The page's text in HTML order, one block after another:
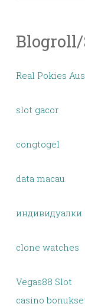
Real Pokies
slot gacor
congtogel
data macau
индивидуалки
clone watches
Vegas88 Slot
casino